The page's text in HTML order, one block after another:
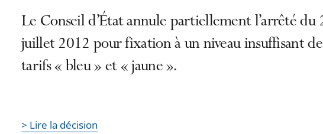
Le Conseil d’État annule partiellement l’arrêté du
juillet 2012 pour fixation à un niveau insuffisant
tarifs « bleu » et « jaune ».
> Lire la décision